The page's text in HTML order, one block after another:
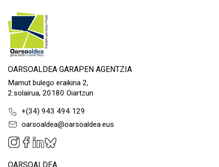
OARSOALDEA GARAPEN AGENTZIA
Mamut bulego eraikina 2,
2.solairua, 20180 Oiartzun
+(34) 943 494 129
oarsoaldea@oarsoaldea.eus
OARSOALDEA